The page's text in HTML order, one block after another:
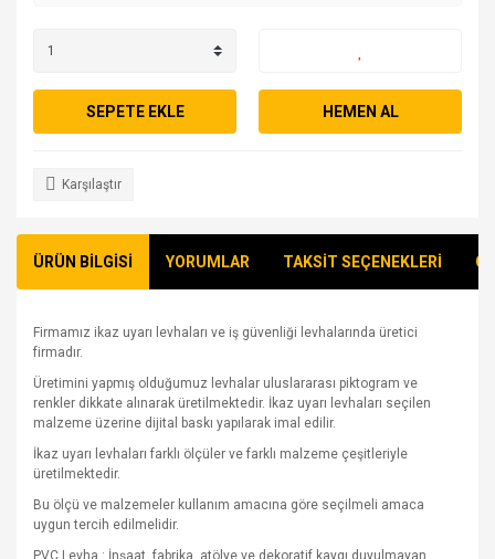
SEPETE EKLE HEMEN AL
Karşılaştır
ÜRÜN BİLGİSİ YORUMLAR TAKSİT SEÇENEKLERİ
Firmamız ikaz uyarı levhaları ve iş güvenliği levhalarında üretici
firmadır.
Üretimini yapmış olduğumuz levhalar uluslararası piktogram ve
renkler dikkate alınarak üretilmektedir. İkaz uyarı levhaları seçilen
malzeme üzerine dijital baskı yapılarak imal edilir.
İkaz uyarı levhaları farklı ölçüler ve farklı malzeme çeşitleriyle
üretilmektedir.
Bu ölçü ve malzemeler kullanım amacına göre seçilmeli amaca
uygun tercih edilmelidir.
PVC Levha : İnşaat, fabrika, atölye ve dekoratif kaygı duyulmayan